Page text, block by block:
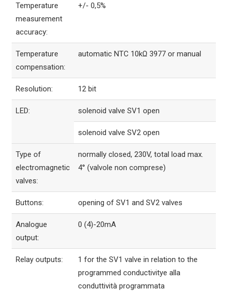
Temperature
measurement
accuracy:
+/- 0,5%
Temperature
compensation:
automatic NTC 10kΩ 3977 or manual
Resolution: 12 bit
LED: solenoid valve SV1 open
solenoid valve SV2 open
Type of
electromagnetic
valves:
normally closed, 230V, total load max.
4° (valvole non comprese)
Buttons: opening of SV1 and SV2 valves
Analogue
output:
0 (4)-20mA
Relay outputs:
1 for the SV1 valve in relation to the
programmed conductivitye alla
conduttività programmata